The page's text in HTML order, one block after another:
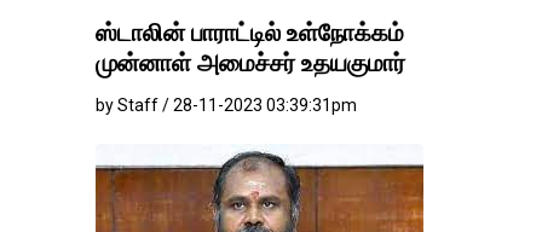
ஸ்டாலின் பாராட்டில் உள்நோக்கம்
முன்னாள் அமைச்சர் உதயகுமார்
by Staff / 28-11-2023 03:39:31pm